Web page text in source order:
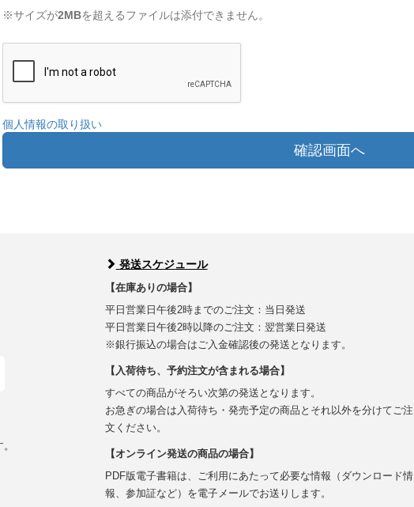
※サイズが2MBを超えるファイルは添付できません。
個人情報の取り扱い
確認画面へ
発送スケジュール
【在庫ありの場合】
平日営業日午後2時までのご注文：当日発送
平日営業日午後2時以降のご注文：翌営業日発送
※銀行振込の場合はご入金確認後の発送となります。
【入荷待ち、予約注文が含まれる場合】
すべての商品がそろい次第の発送となります。
お急ぎの場合は入荷待ち・発売予定の商品とそれ以外を分けてご注
文ください。
【オンライン発送の商品の場合】
PDF版電子書籍は、ご利用にあたって必要な情報（ダウンロード情
報、参加証など）を電子メールでお送りします。